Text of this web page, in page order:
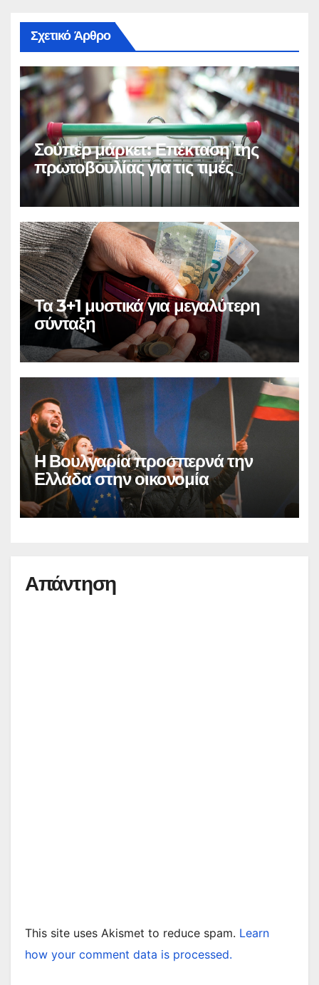
Σχετικό Άρθρο
Σούπερ μάρκετ: Επέκταση της
πρωτοβουλίας για τις τιμές
Τα 3+1 μυστικά για μεγαλύτερη
σύνταξη
Η Βουλγαρία προσπερνά την
Ελλάδα στην οικονομία
Απάντηση
This site uses Akismet to reduce spam. Learn
how your comment data is processed.